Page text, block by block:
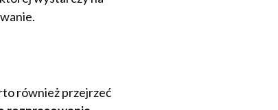
również przejrzeć